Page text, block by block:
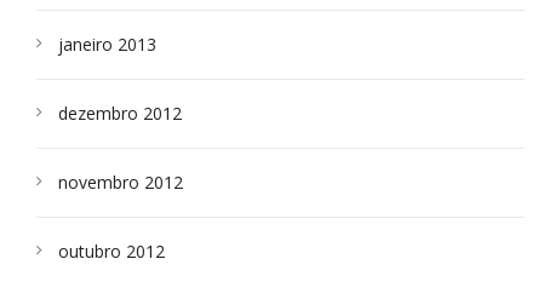
janeiro 2013
dezembro 2012
novembro 2012
outubro 2012